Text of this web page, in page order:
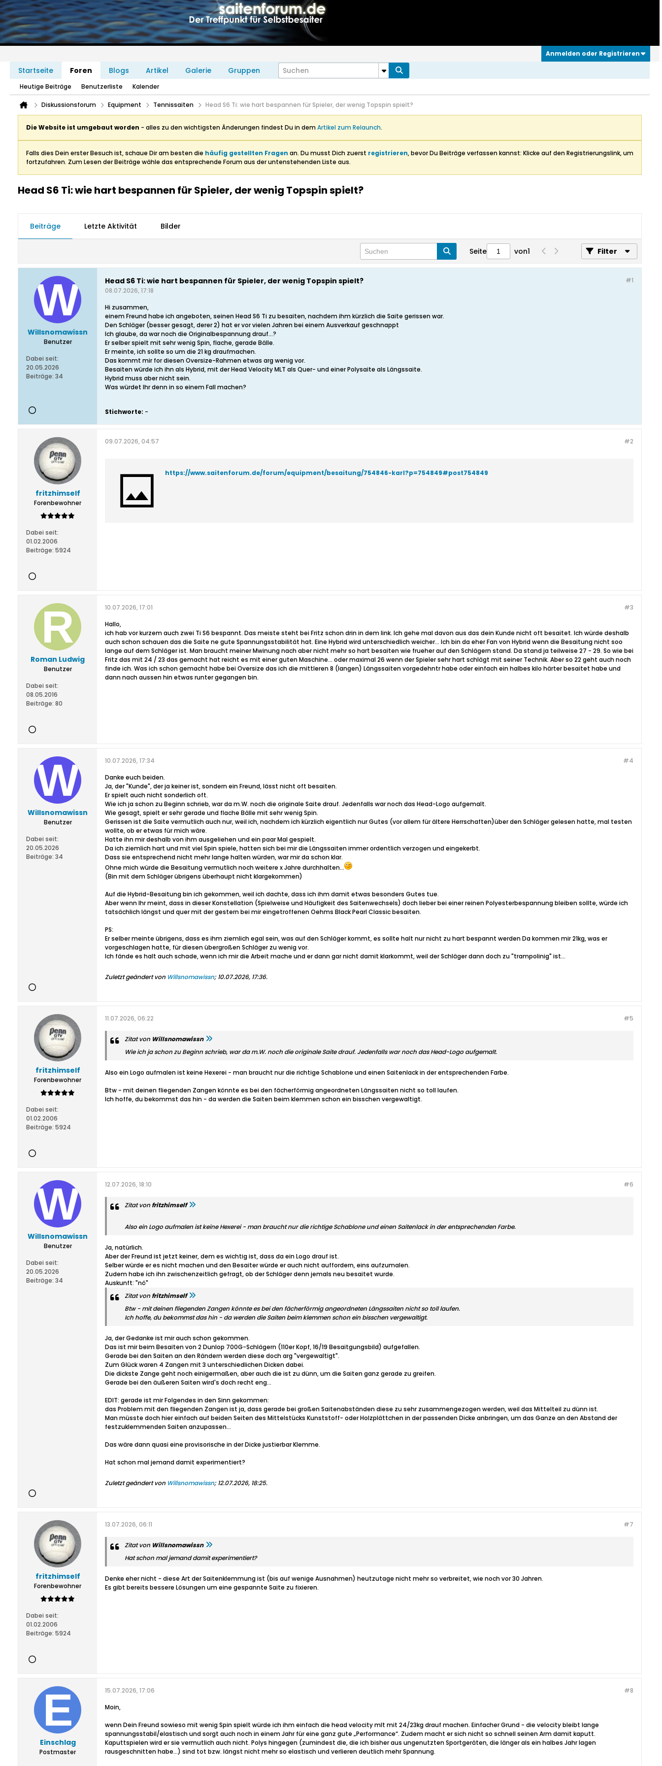
Anmelden oder Registrieren
Startseite Foren Blogs Artikel Galerie Gruppen
Heutige Beiträge Benutzerliste Kalender
Diskussionsforum Equipment Tennissaiten Head S6 Ti: wie hart bespannen für Spieler, der wenig Topspin spielt?
Die Website ist umgebaut worden - alles zu den wichtigsten Änderungen findest Du in demArtikel zum Relaunch.
Falls dies Dein erster Besuch ist, schaue Dir am besten die häufig gestellten Fragen an. Du musst Dich zuerst registrieren, bevor Du Beiträge verfassen kannst: Klicke auf den Registrierungslink, um
fortzufahren. Zum Lesen der Beiträge wähle das entsprechende Forum aus der untenstehenden Liste aus.
Head S6 Ti: wie hart bespannen für Spieler, der wenig Topspin spielt?
Beiträge Letzte Aktivität Bilder
Seite von1 Filter
Willsnomawissn
Benutzer
Dabei seit:
20.05.2026
Beiträge: 34
#1
Head S6 Ti: wie hart bespannen für Spieler, der wenig Topspin spielt?
08.07.2026, 17:18
Hi zusammen,
einem Freund habe ich angeboten, seinen Head S6 Ti zu besaiten, nachdem ihm kürzlich die Saite gerissen war.
Den Schläger (besser gesagt, derer 2) hat er vor vielen Jahren bei einem Ausverkauf geschnappt
Ich glaube, da war noch die Originalbespannung drauf...?
Er selber spielt mit sehr wenig Spin, flache, gerade Bälle.
Er meinte, ich sollte so um die 21 kg draufmachen.
Das kommt mir for diesen Oversize-Rahmen etwas arg wenig vor.
Besaiten würde ich ihn als Hybrid, mit der Head Velocity MLT als Quer- und einer Polysaite als Längssaite.
Hybrid muss aber nicht sein.
Was würdet Ihr denn in so einem Fall machen?
Stichworte: -
fritzhimself
Forenbewohner
Dabei seit:
01.02.2006
Beiträge: 5924
#2
09.07.2026, 04:57
https://www.saitenforum.de/forum/equipment/besaitung/754846-karl?p=754849#post754849
Roman Ludwig
Benutzer
Dabei seit:
08.05.2016
Beiträge: 80
#3
10.07.2026, 17:01
Hallo,
ich hab vor kurzem auch zwei Ti S6 bespannt. Das meiste steht bei Fritz schon drin in dem link. Ich gehe mal davon aus das dein Kunde nicht oft besaitet. Ich würde deshalb
auch schon schauen das die Saite ne gute Spannungsstabilität hat. Eine Hybrid wird unterschiedlich weicher... Ich bin da eher Fan von Hybrid wenn die Besaitung nicht soo
lange auf dem Schläger ist. Man braucht meiner Mwinung nach aber nicht mehr so hart besaiten wie frueher auf den Schlägern stand. Da stand ja teilweise 27 - 29. So wie bei
Fritz das mit 24 / 23 das gemacht hat reicht es mit einer guten Maschine... oder maximal 26 wenn der Spieler sehr hart schlägt mit seiner Technik. Aber so 22 geht auch noch
finde ich. Was ich schon gemacht habe bei Oversize das ich die mittleren 8 (langen) Längssaiten vorgedehntr habe oder einfach ein halbes kilo härter besaitet habe und
dann nach aussen hin etwas runter gegangen bin.
Willsnomawissn
Benutzer
Dabei seit:
20.05.2026
Beiträge: 34
#4
10.07.2026, 17:34
Danke euch beiden.
Ja, der "Kunde", der ja keiner ist, sondern ein Freund, lässt nicht oft besaiten.
Er spielt auch nicht sonderlich oft.
Wie ich ja schon zu Beginn schrieb, war da m.W. noch die originale Saite drauf. Jedenfalls war noch das Head-Logo aufgemalt.
Wie gesagt, spielt er sehr gerade und flache Bälle mit sehr wenig Spin.
Gerissen ist die Saite vermutlich auch nur, weil ich, nachdem ich kürzlich eigentlich nur Gutes (vor allem für ältere Herrschaften)über den Schläger gelesen hatte, mal testen
wollte, ob er etwas für mich wäre.
Hatte ihn mir deshalb von ihm ausgeliehen und ein paar Mal gespielt.
Da ich ziemlich hart und mit viel Spin spiele, hatten sich bei mir die Längssaiten immer ordentlich verzogen und eingekerbt.
Dass sie entsprechend nicht mehr lange halten würden, war mir da schon klar.
Ohne mich würde die Besaitung vermutlich noch weitere x Jahre durchhalten...
(Bin mit dem Schläger übrigens überhaupt nicht klargekommen)
Auf die Hybrid-Besaitung bin ich gekommen, weil ich dachte, dass ich ihm damit etwas besonders Gutes tue.
Aber wenn Ihr meint, dass in dieser Konstellation (Spielweise und Häufigkeit des Saitenwechsels) doch lieber bei einer reinen Polyesterbespannung bleiben sollte, würde ich
tatsächlich längst und quer mit der gestern bei mir eingetroffenen Oehms Black Pearl Classic besaiten.
PS:
Er selber meinte übrigens, dass es ihm ziemlich egal sein, was auf den Schläger kommt, es sollte halt nur nicht zu hart bespannt werden Da kommen mir 21kg, was er
vorgeschlagen hatte, für diesen übergroßen Schläger zu wenig vor.
Ich fände es halt auch schade, wenn ich mir die Arbeit mache und er dann gar nicht damit klarkommt, weil der Schläger dann doch zu "trampolinig" ist...
Zuletzt geändert von Willsnomawissn; 10.07.2026, 17:36.
fritzhimself
Forenbewohner
Dabei seit:
01.02.2006
Beiträge: 5924
#5
11.07.2026, 06:22
Zitat von Willsnomawissn
Wie ich ja schon zu Beginn schrieb, war da m.W. noch die originale Saite drauf. Jedenfalls war noch das Head-Logo aufgemalt.
Also ein Logo aufmalen ist keine Hexerei - man braucht nur die richtige Schablone und einen Saitenlack in der entsprechenden Farbe.
Btw - mit deinen fliegenden Zangen könnte es bei den fächerförmig angeordneten Längssaiten nicht so toll laufen.
Ich hoffe, du bekommst das hin - da werden die Saiten beim klemmen schon ein bisschen vergewaltigt.
Willsnomawissn
Benutzer
Dabei seit:
20.05.2026
Beiträge: 34
#6
12.07.2026, 18:10
Zitat von fritzhimself
Also ein Logo aufmalen ist keine Hexerei - man braucht nur die richtige Schablone und einen Saitenlack in der entsprechenden Farbe.
Ja, natürlich.
Aber der Freund ist jetzt keiner, dem es wichtig ist, dass da ein Logo drauf ist.
Selber würde er es nicht machen und den Besaiter würde er auch nicht auffordern, eins aufzumalen.
Zudem habe ich ihn zwischenzeitlich gefragt, ob der Schläger denn jemals neu besaitet wurde.
Auskunft: "nö"
Zitat von fritzhimself
Btw - mit deinen fliegenden Zangen könnte es bei den fächerförmig angeordneten Längssaiten nicht so toll laufen.
Ich hoffe, du bekommst das hin - da werden die Saiten beim klemmen schon ein bisschen vergewaltigt.
Ja, der Gedanke ist mir auch schon gekommen.
Das ist mir beim Besaiten von 2 Dunlop 700G-Schlägern (110er Kopf, 16/19 Besaitgungsbild) aufgefallen.
Gerade bei den Saiten an den Rändern werden diese doch arg "vergewaltigt".
Zum Glück waren 4 Zangen mit 3 unterschiedlichen Dicken dabei.
Die dickste Zange geht noch einigermaßen, aber auch die ist zu dünn, um die Saiten ganz gerade zu greifen.
Gerade bei den äußeren Saiten wird's doch recht eng...
EDIT: gerade ist mir Folgendes in den Sinn gekommen:
das Problem mit den fliegenden Zangen ist ja, dass gerade bei großen Saitenabständen diese zu sehr zusammengezogen werden, weil das Mittelteil zu dünn ist.
Man müsste doch hier einfach auf beiden Seiten des Mittelstücks Kunststoff- oder Holzplättchen in der passenden Dicke anbringen, um das Ganze an den Abstand der
festzuklemmenden Saiten anzupassen...
Das wäre dann quasi eine provisorische in der Dicke justierbar Klemme.
Hat schon mal jemand damit experimentiert?
Zuletzt geändert von Willsnomawissn; 12.07.2026, 18:25.
fritzhimself
Forenbewohner
Dabei seit:
01.02.2006
Beiträge: 5924
#7
13.07.2026, 06:11
Zitat von Willsnomawissn
Hat schon mal jemand damit experimentiert?
Denke eher nicht - diese Art der Saitenklemmung ist (bis auf wenige Ausnahmen) heutzutage nicht mehr so verbreitet, wie noch vor 30 Jahren.
Es gibt bereits bessere Lösungen um eine gespannte Saite zu fixieren.
Einschlag
Postmaster
#8
15.07.2026, 17:06
Moin,
wenn Dein Freund sowieso mit wenig Spin spielt würde ich ihm einfach die head velocity mlt mit 24/23kg drauf machen. Einfacher Grund - die velocity bleibt lange
spannungsstabil/elastisch und sorgt auch noch in einem Jahr für eine ganz gute „Performance“. Zudem macht er sich nicht so schnell seinen Arm damit kaputt.
Kaputtspielen wird er sie vermutlich auch nicht. Polys hingegen (zumindest die, die ich bisher aus ungenutzten Sportgeräten, die länger als ein halbes Jahr lagen
rausgeschnitten habe…) sind tot bzw. längst nicht mehr so elastisch und verlieren deutlich mehr Spannung.